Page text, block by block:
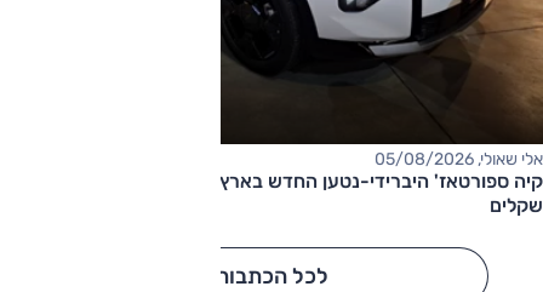
אלי שאולי, 05/08/2026
שקלים
לכל הכתבות